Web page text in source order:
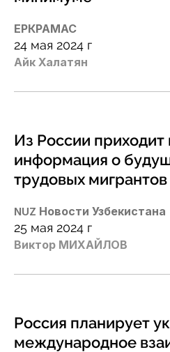
ЕРКРАМАС
24 мая 2024 г
Айк Халатян
Из России приходит
информация о
трудовых
NUZ Новости Узбекистана
25 мая 2024 г
Виктор МИХАЙЛОВ
Россия планирует
международное